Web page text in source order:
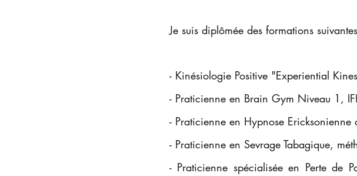
Je suis diplômée des formations
- Kinésiologie Positive "Experiential
- Praticienne en Brain Gym Niveau 1,
- Praticienne en Hypnose
- Praticienne en Sevrage Tabagique,
- Praticienne spécialisée en Perte de